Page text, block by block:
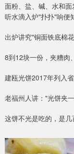
面粉、盐、碱、水和
听水滴入炉"扑扑"响便
出炉讲究"铜面铁底棉
8到12块一份，夹糟肉
建瓯光饼2017年列入
老福州人讲："光饼夹
这饼不光是吃的，是几